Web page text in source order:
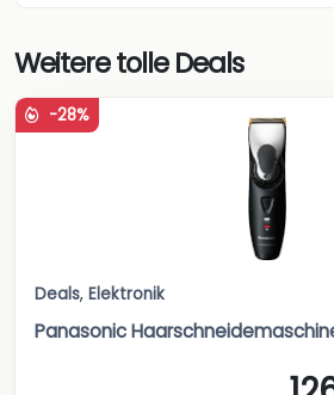
Weitere tolle Deals
-28%
Deals, Elektronik
Panasonic